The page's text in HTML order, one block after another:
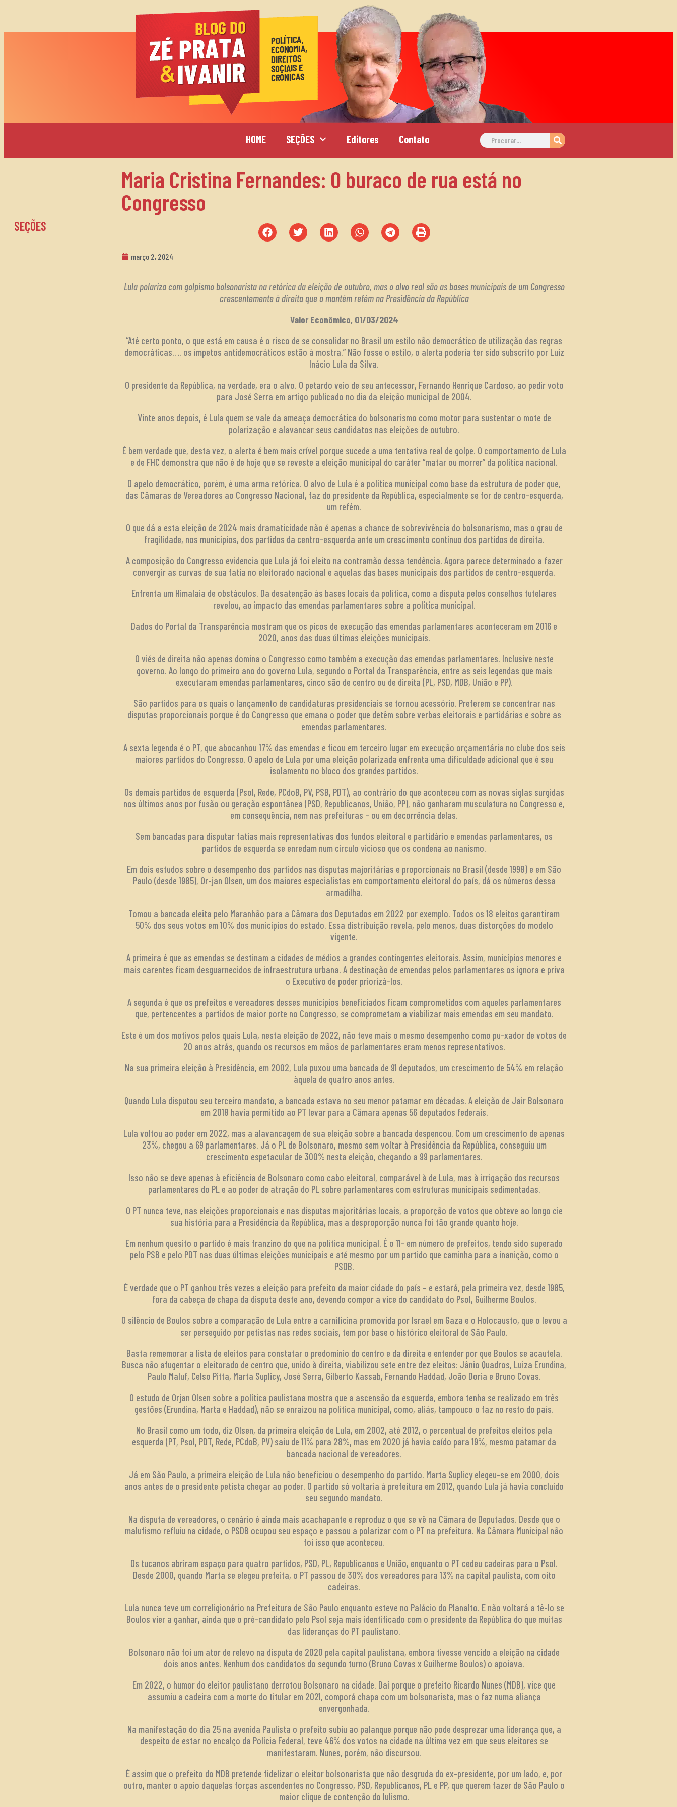
HOME SEÇÕES Editores Contato
SEÇÕES
Maria Cristina Fernandes: O buraco de rua está no
Congresso
março 2, 2024
Lula polariza com golpismo bolsonarista na retórica da eleição de outubro, mas o alvo real são as bases municipais de um Congresso
crescentemente à direita que o mantém refém na Presidência da República
Valor Econômico, 01/03/2024
“Até certo ponto, o que está em causa é o risco de se consolidar no Brasil um estilo não democrático de utilização das regras
democráticas…. os ímpetos antidemocráticos estão à mostra.” Não fosse o estilo, o alerta poderia ter sido subscrito por Luiz
Inácio Lula da Silva.
O presidente da República, na verdade, era o alvo. O petardo veio de seu antecessor, Fernando Henrique Cardoso, ao pedir voto
para José Serra em artigo publicado no dia da eleição municipal de 2004.
Vinte anos depois, é Lula quem se vale da ameaça democrática do bolsonarismo como motor para sustentar o mote de
polarização e alavancar seus candidatos nas eleições de outubro.
É bem verdade que, desta vez, o alerta é bem mais crível porque sucede a uma tentativa real de golpe. O comportamento de Lula
e de FHC demonstra que não é de hoje que se reveste a eleição municipal do caráter “matar ou morrer” da política nacional.
O apelo democrático, porém, é uma arma retórica. O alvo de Lula é a política municipal como base da estrutura de poder que,
das Câmaras de Vereadores ao Congresso Nacional, faz do presidente da República, especialmente se for de centro-esquerda,
um refém.
O que dá a esta eleição de 2024 mais dramaticidade não é apenas a chance de sobrevivência do bolsonarismo, mas o grau de
fragilidade, nos municípios, dos partidos da centro-esquerda ante um crescimento contínuo dos partidos de direita.
A composição do Congresso evidencia que Lula já foi eleito na contramão dessa tendência. Agora parece determinado a fazer
convergir as curvas de sua fatia no eleitorado nacional e aquelas das bases municipais dos partidos de centro-esquerda.
Enfrenta um Himalaia de obstáculos. Da desatenção às bases locais da política, como a disputa pelos conselhos tutelares
revelou, ao impacto das emendas parlamentares sobre a política municipal.
Dados do Portal da Transparência mostram que os picos de execução das emendas parlamentares aconteceram em 2016 e
2020, anos das duas últimas eleições municipais.
O viés de direita não apenas domina o Congresso como também a execução das emendas parlamentares. Inclusive neste
governo. Ao longo do primeiro ano do governo Lula, segundo o Portal da Transparência, entre as seis legendas que mais
executaram emendas parlamentares, cinco são de centro ou de direita (PL, PSD, MDB, União e PP).
São partidos para os quais o lançamento de candidaturas presidenciais se tornou acessório. Preferem se concentrar nas
disputas proporcionais porque é do Congresso que emana o poder que detêm sobre verbas eleitorais e partidárias e sobre as
emendas parlamentares.
A sexta legenda é o PT, que abocanhou 17% das emendas e ficou em terceiro lugar em execução orçamentária no clube dos seis
maiores partidos do Congresso. O apelo de Lula por uma eleição polarizada enfrenta uma dificuldade adicional que é seu
isolamento no bloco dos grandes partidos.
Os demais partidos de esquerda (Psol, Rede, PCdoB, PV, PSB, PDT), ao contrário do que aconteceu com as novas siglas surgidas
nos últimos anos por fusão ou geração espontânea (PSD, Republicanos, União, PP), não ganharam musculatura no Congresso e,
em consequência, nem nas prefeituras – ou em decorrência delas.
Sem bancadas para disputar fatias mais representativas dos fundos eleitoral e partidário e emendas parlamentares, os
partidos de esquerda se enredam num círculo vicioso que os condena ao nanismo.
Em dois estudos sobre o desempenho dos partidos nas disputas majoritárias e proporcionais no Brasil (desde 1998) e em São
Paulo (desde 1985), Or-jan Olsen, um dos maiores especialistas em comportamento eleitoral do país, dá os números dessa
armadilha.
Tomou a bancada eleita pelo Maranhão para a Câmara dos Deputados em 2022 por exemplo. Todos os 18 eleitos garantiram
50% dos seus votos em 10% dos municípios do estado. Essa distribuição revela, pelo menos, duas distorções do modelo
vigente.
A primeira é que as emendas se destinam a cidades de médios a grandes contingentes eleitorais. Assim, municípios menores e
mais carentes ficam desguarnecidos de infraestrutura urbana. A destinação de emendas pelos parlamentares os ignora e priva
o Executivo de poder priorizá-los.
A segunda é que os prefeitos e vereadores desses municípios beneficiados ficam comprometidos com aqueles parlamentares
que, pertencentes a partidos de maior porte no Congresso, se comprometam a viabilizar mais emendas em seu mandato.
Este é um dos motivos pelos quais Lula, nesta eleição de 2022, não teve mais o mesmo desempenho como pu-xador de votos de
20 anos atrás, quando os recursos em mãos de parlamentares eram menos representativos.
Na sua primeira eleição à Presidência, em 2002, Lula puxou uma bancada de 91 deputados, um crescimento de 54% em relação
àquela de quatro anos antes.
Quando Lula disputou seu terceiro mandato, a bancada estava no seu menor patamar em décadas. A eleição de Jair Bolsonaro
em 2018 havia permitido ao PT levar para a Câmara apenas 56 deputados federais.
Lula voltou ao poder em 2022, mas a alavancagem de sua eleição sobre a bancada despencou. Com um crescimento de apenas
23%, chegou a 69 parlamentares. Já o PL de Bolsonaro, mesmo sem voltar à Presidência da República, conseguiu um
crescimento espetacular de 300% nesta eleição, chegando a 99 parlamentares.
Isso não se deve apenas à eficiência de Bolsonaro como cabo eleitoral, comparável à de Lula, mas à irrigação dos recursos
parlamentares do PL e ao poder de atração do PL sobre parlamentares com estruturas municipais sedimentadas.
O PT nunca teve, nas eleições proporcionais e nas disputas majoritárias locais, a proporção de votos que obteve ao longo cie
sua história para a Presidência da República, mas a desproporção nunca foi tão grande quanto hoje.
Em nenhum quesito o partido é mais franzino do que na política municipal. É o 11- em número de prefeitos, tendo sido superado
pelo PSB e pelo PDT nas duas últimas eleições municipais e até mesmo por um partido que caminha para a inanição, como o
PSDB.
É verdade que o PT ganhou três vezes a eleição para prefeito da maior cidade do país – e estará, pela primeira vez, desde 1985,
fora da cabeça de chapa da disputa deste ano, devendo compor a vice do candidato do Psol, Guilherme Boulos.
O silêncio de Boulos sobre a comparação de Lula entre a carnificina promovida por Israel em Gaza e o Holocausto, que o levou a
ser perseguido por petistas nas redes sociais, tem por base o histórico eleitoral de São Paulo.
Basta rememorar a lista de eleitos para constatar o predomínio do centro e da direita e entender por que Boulos se acautela.
Busca não afugentar o eleitorado de centro que, unido à direita, viabilizou sete entre dez eleitos: Jânio Quadros, Luiza Erundina,
Paulo Maluf, Celso Pitta, Marta Suplicy, José Serra, Gilberto Kassab, Fernando Haddad, João Doria e Bruno Covas.
O estudo de Orjan Olsen sobre a política paulistana mostra que a ascensão da esquerda, embora tenha se realizado em três
gestões (Erundina, Marta e Haddad), não se enraizou na política municipal, como, aliás, tampouco o faz no resto do país.
No Brasil como um todo, diz Olsen, da primeira eleição de Lula, em 2002, até 2012, o percentual de prefeitos eleitos pela
esquerda (PT, Psol, PDT, Rede, PCdoB, PV) saiu de 11% para 28%, mas em 2020 já havia caído para 19%, mesmo patamar da
bancada nacional de vereadores.
Já em São Paulo, a primeira eleição de Lula não beneficiou o desempenho do partido. Marta Suplicy elegeu-se em 2000, dois
anos antes de o presidente petista chegar ao poder. O partido só voltaria à prefeitura em 2012, quando Lula já havia concluído
seu segundo mandato.
Na disputa de vereadores, o cenário é ainda mais acachapante e reproduz o que se vê na Câmara de Deputados. Desde que o
malufismo refluiu na cidade, o PSDB ocupou seu espaço e passou a polarizar com o PT na prefeitura. Na Câmara Municipal não
foi isso que aconteceu.
Os tucanos abriram espaço para quatro partidos, PSD, PL, Republicanos e União, enquanto o PT cedeu cadeiras para o Psol.
Desde 2000, quando Marta se elegeu prefeita, o PT passou de 30% dos vereadores para 13% na capital paulista, com oito
cadeiras.
Lula nunca teve um correligionário na Prefeitura de São Paulo enquanto esteve no Palácio do Planalto. E não voltará a tê-lo se
Boulos vier a ganhar, ainda que o pré-candidato pelo Psol seja mais identificado com o presidente da República do que muitas
das lideranças do PT paulistano.
Bolsonaro não foi um ator de relevo na disputa de 2020 pela capital paulistana, embora tivesse vencido a eleição na cidade
dois anos antes. Nenhum dos candidatos do segundo turno (Bruno Covas x Guilherme Boulos) o apoiava.
Em 2022, o humor do eleitor paulistano derrotou Bolsonaro na cidade. Daí porque o prefeito Ricardo Nunes (MDB), vice que
assumiu a cadeira com a morte do titular em 2021, comporá chapa com um bolsonarista, mas o faz numa aliança
envergonhada.
Na manifestação do dia 25 na avenida Paulista o prefeito subiu ao palanque porque não pode desprezar uma liderança que, a
despeito de estar no encalço da Polícia Federal, teve 46% dos votos na cidade na última vez em que seus eleitores se
manifestaram. Nunes, porém, não discursou.
É assim que o prefeito do MDB pretende fidelizar o eleitor bolsonarista que não desgruda do ex-presidente, por um lado, e, por
outro, manter o apoio daquelas forças ascendentes no Congresso, PSD, Republicanos, PL e PP, que querem fazer de São Paulo o
maior clique de contenção do lulismo.